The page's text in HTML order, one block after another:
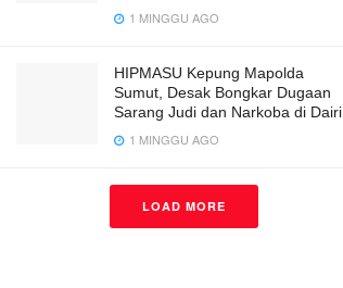
1 MINGGU AGO
HIPMASU Kepung Mapolda
Sumut, Desak Bongkar Dugaan
Sarang Judi dan Narkoba di Dairi
1 MINGGU AGO
LOAD MORE